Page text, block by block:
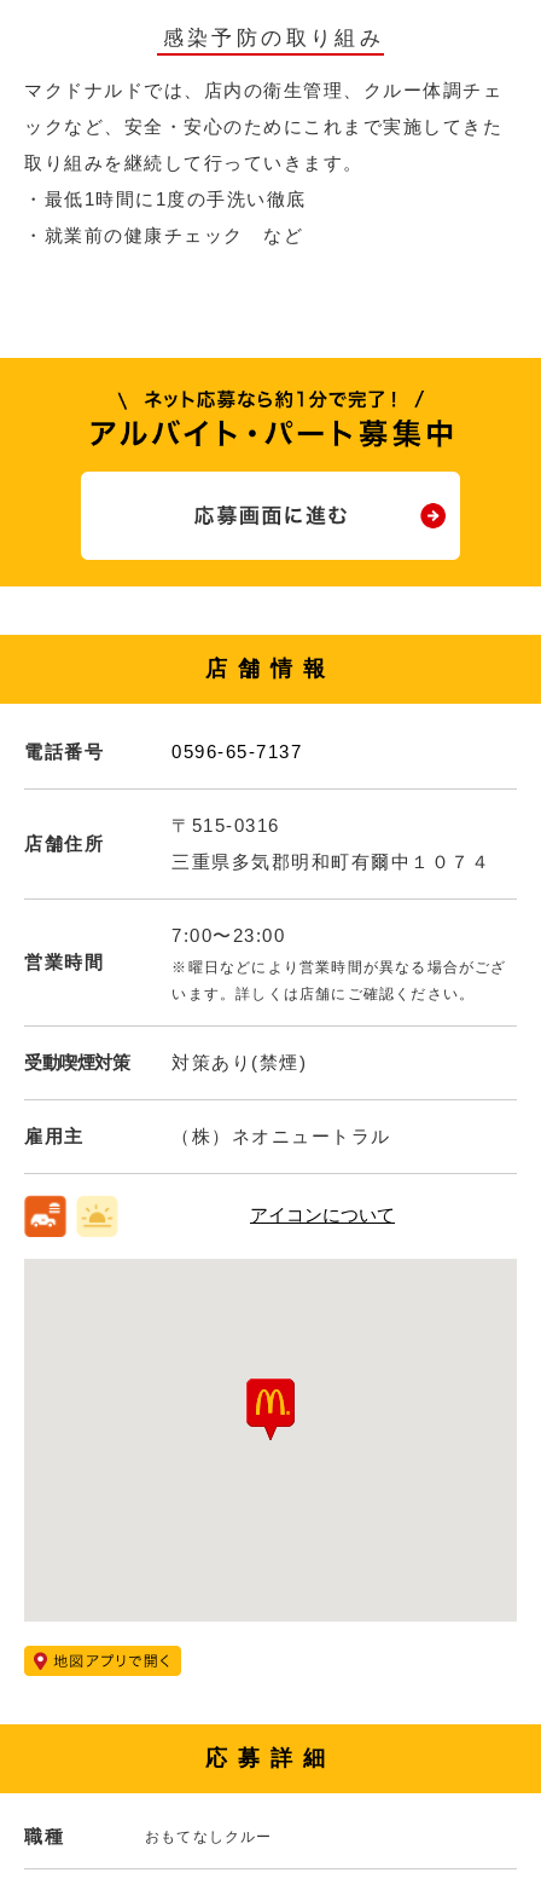
感染予防の取り組み
マクドナルドでは、店内の衛生管理、クルー体調チェ
ックなど、安全・安心のためにこれまで実施してきた
取り組みを継続して行っていきます。
・最低1時間に1度の手洗い徹底
・就業前の健康チェック など
店舗情報
電話番号 0596-65-7137
店舗住所
〒515-0316
三重県多気郡明和町有爾中１０７４
営業時間
7:00〜23:00
※曜日などにより営業時間が異なる場合がござ
います。詳しくは店舗にご確認ください。
受動喫煙対策 対策あり(禁煙)
雇用主 （株）ネオニュートラル
アイコンについて
応募詳細
職種 おもてなしクルー